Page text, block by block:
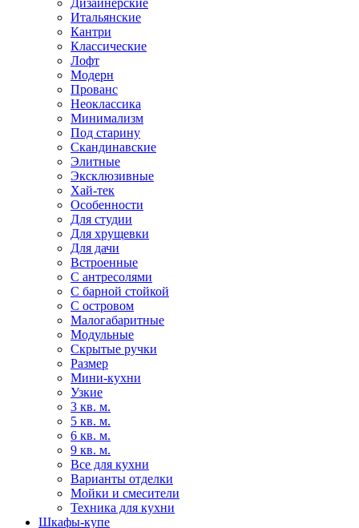
Дизайнерские
Итальянские
Кантри
Классические
Лофт
Модерн
Прованс
Неоклассика
Минимализм
Под старину
Скандинавские
Элитные
Эксклюзивные
Хай-тек
Особенности
Для студии
Для хрущевки
Для дачи
Встроенные
С антресолями
С барной стойкой
С островом
Малогабаритные
Модульные
Скрытые ручки
Размер
Мини-кухни
Узкие
3 кв. м.
5 кв. м.
6 кв. м.
9 кв. м.
Все для кухни
Варианты отделки
Мойки и смесители
Техника для кухни
Шкафы-купе